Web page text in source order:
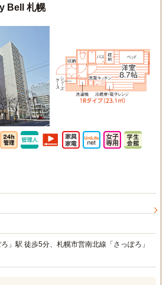
Bell 札幌
」駅 徒歩5分、札幌市営南北線「さっぽろ」